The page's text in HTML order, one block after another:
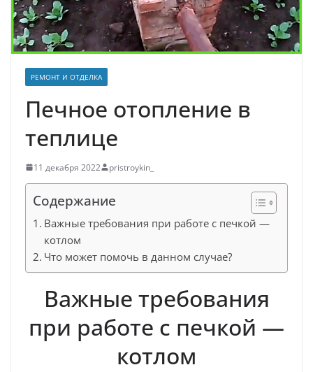
РЕМОНТ И ОТДЕЛКА
Печное отопление в
теплице
11 декабря 2022 pristroykin_
Содержание
Важные требования при работе с печкой —
котлом
Что может помочь в данном случае?
Важные требования
при работе с печкой —
котлом